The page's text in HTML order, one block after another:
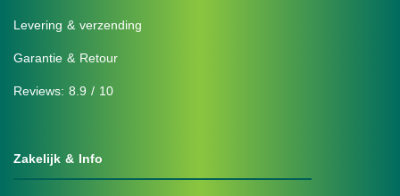
Levering & verzending
Garantie & Retour
Reviews: 8.9 / 10
Zakelijk & Info